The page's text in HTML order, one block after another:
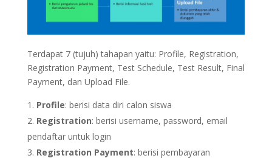
Terdapat 7 (tujuh) tahapan yaitu: Profile, Registration,
Registration Payment, Test Schedule, Test Result, Final
Payment, dan Upload File.
Profile: berisi data diri calon siswa
Registration: berisi username, password, email
pendaftar untuk login
Registration Payment: berisi pembayaran